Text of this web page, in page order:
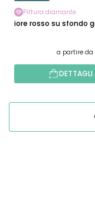
Pittura diamante
Fiore rosso su sfondo
a partire da
DETTAGLI